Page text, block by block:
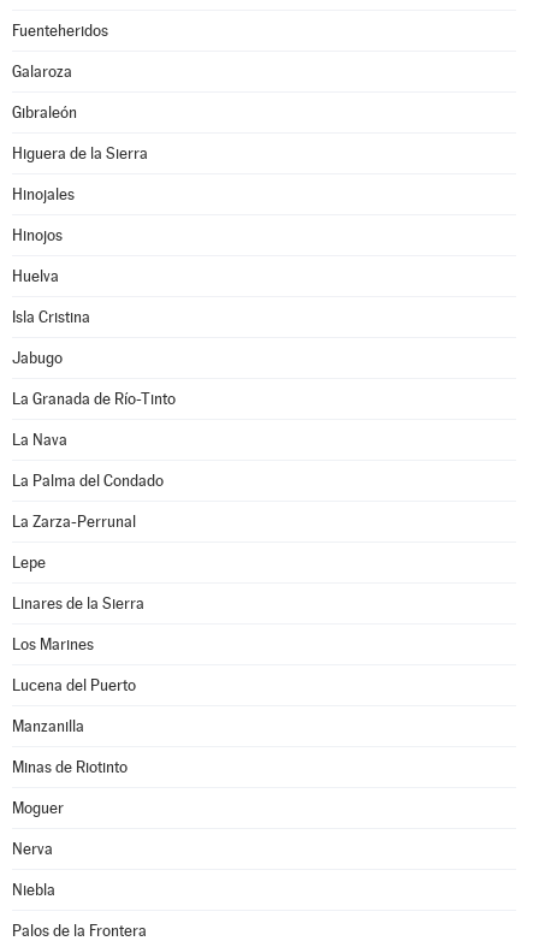
Fuenteheridos
Galaroza
Gibraleón
Higuera de la Sierra
Hinojales
Hinojos
Huelva
Isla Cristina
Jabugo
La Granada de Río-Tinto
La Nava
La Palma del Condado
La Zarza-Perrunal
Lepe
Linares de la Sierra
Los Marines
Lucena del Puerto
Manzanilla
Minas de Riotinto
Moguer
Nerva
Niebla
Palos de la Frontera